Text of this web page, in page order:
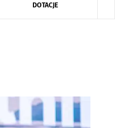
DOTACJE